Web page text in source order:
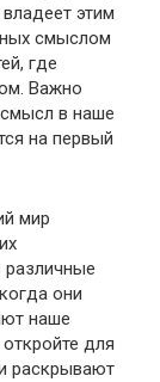
этим
смыслом
где
Важно
в наше
на первый
мир
различные
они
наше
для
раскрывают